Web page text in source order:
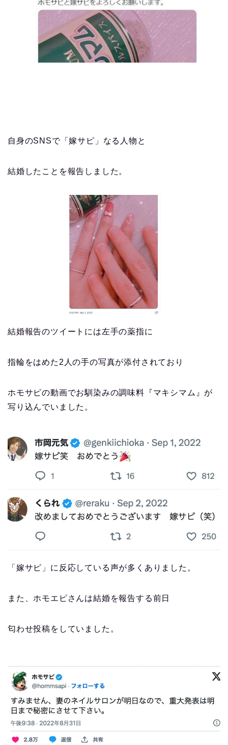
自身のSNSで「嫁サピ」なる人物と
結婚したことを報告しました。
結婚報告のツイートには左手の薬指に
指輪をはめた2人の手の写真が添付されており
ホモサピの動画でお馴染みの調味料『マキシマム』が
写り込んでいました。
「嫁サピ」に反応している声が多くありました。
また、ホモエピさんは結婚を報告する前日
匂わせ投稿をしていました。